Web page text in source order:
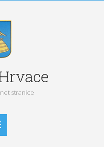
stranice